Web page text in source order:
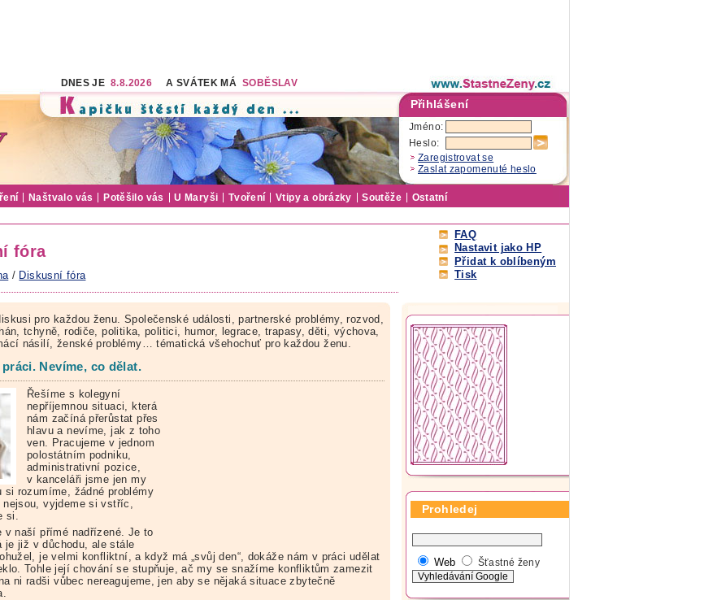
DNES JE 8.8.2026 A SVÁTEK MÁ SOBĚSLAV
Přihlášení
Jméno:
Heslo:
Zaregistrovat se
Zaslat zapomenuté heslo
Naštvalo vás Potěšilo vás U Maryši Tvoření Vtipy a obrázky Soutěže Ostatní
fóra
/ Diskusní fóra
FAQ
Nastavit jako HP
Přidat k oblíbeným
Tisk
pro každou ženu. Společenské události, partnerské problémy, rozvod,
tchyně, rodiče, politika, politici, humor, legrace, trapasy, děti, výchova,
násilí, ženské problémy… tématická všehochuť pro každou ženu.
Nevíme, co dělat.
Řešíme s kolegyní
nepříjemnou situaci, která
nám začíná přerůstat přes
hlavu a nevíme, jak z toho
ven. Pracujeme v jednom
polostátním podniku,
administrativní pozice,
v kanceláři jsme jen my
si rozumíme, žádné problémy
vyjdeme si vstříc,
si.
v naší přímé nadřízené. Je to
je již v důchodu, ale stále
je velmi konfliktní, a když má „svůj den“, dokáže nám v práci udělat
Tohle její chování se stupňuje, ač my se snažíme konfliktům zamezit
ni radši vůbec nereagujeme, jen aby se nějaká situace zbytečně
Prohledej
Web Šťastné ženy